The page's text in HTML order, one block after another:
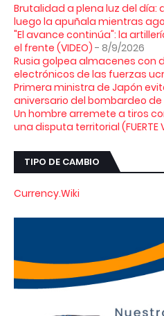
Brutalidad a plena luz del día:
luego la apuñala mientras
"El avance continúa": la
el frente (VIDEO) - 8/9/2026
Rusia golpea almacenes con
electrónicos de las fuerzas
Primera ministra de Japón
aniversario del bombardeo de
Un hombre arremete a tiros
una disputa territorial (FUERTE
TIPO DE CAMBIO
Currency.Wiki